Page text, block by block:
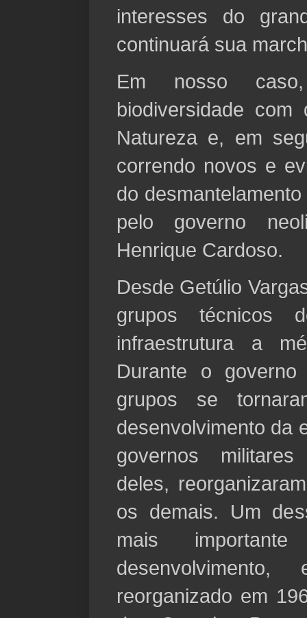
interesses do
continuará sua
Em nosso
biodiversidade
Natureza e, em
correndo novos e
do
pelo governo
Henrique Cardoso.
Desde Getúlio
grupos técnicos
infraestrutura a
Durante o
grupos se
desenvolvimento da
governos
deles,
os demais. Um
mais
reorganizado em